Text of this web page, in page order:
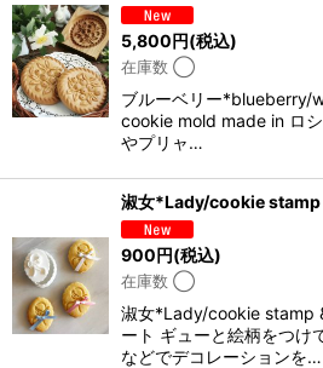
5,800円(税込)
在庫数 ◯
ブルーベリー*blueberry/
cookie mold made in ロ
やプリャ…
淑女*Lady/cookie
900円(税込)
在庫数 ◯
淑女*Lady/cookie stamp
ート ギューと絵柄をつけ
などでデコレーションを…